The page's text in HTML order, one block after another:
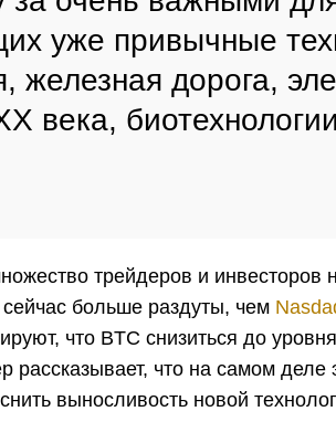
уже привычные
железная дорога,
века,
трейдеров и инвесторов
сейчас больше раздуты, чем
что BTC снизиться до
рассказывает, что на самом деле
выносливость новой